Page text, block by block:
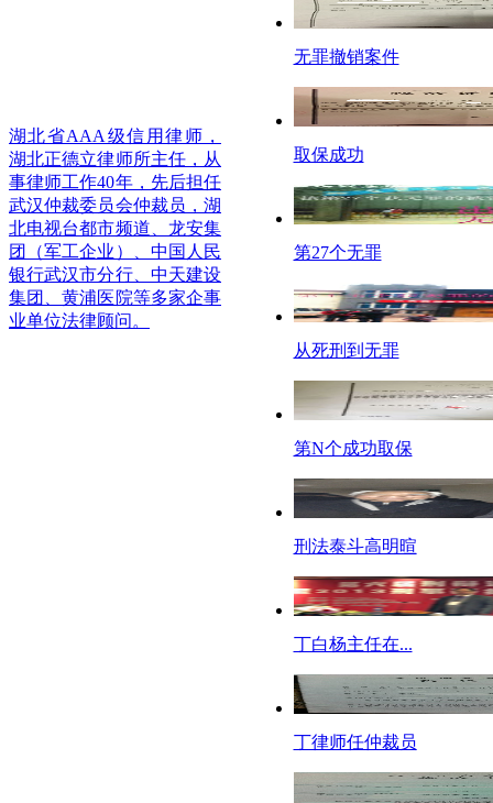
无罪撤销案件
取保成功
第27个无罪
从死刑到无罪
第N个成功取保
刑法泰斗高明暄
丁白杨主任在...
丁律师任仲裁员
湖北省AAA级信用律师，
湖北正德立律师所主任，从
事律师工作40年，先后担任
武汉仲裁委员会仲裁员，湖
北电视台都市频道、龙安集
团（军工企业）、中国人民
银行武汉市分行、中天建设
集团、黄浦医院等多家企事
业单位法律顾问。